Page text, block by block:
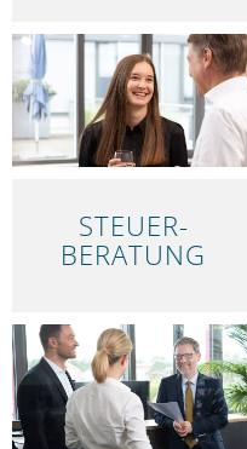
LEISTUNGEN
STEUER­
BERATUNG
ÜBER UNS